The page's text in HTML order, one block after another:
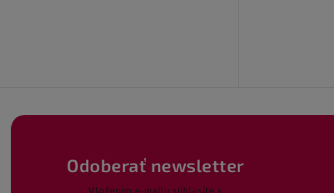
Odoberať newsletter
Vložením e-mailu súhlasíte s